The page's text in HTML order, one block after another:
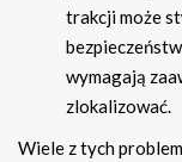
trakcji może
wymagają
zlokalizować.
Wiele z tych